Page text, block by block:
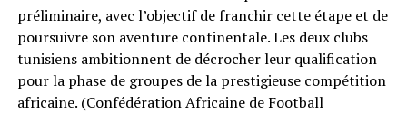
préliminaire, avec l’objectif de franchir cette étape et de
poursuivre son aventure continentale. Les deux clubs
tunisiens ambitionnent de décrocher leur qualification
pour la phase de groupes de la prestigieuse compétition
africaine. (Confédération Africaine de Football⁠